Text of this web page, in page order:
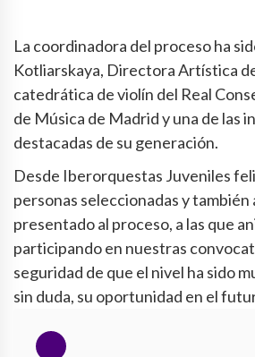
La coordinadora del proceso ha
Kotliarskaya, Directora Artística
catedrática de violín del Real
de Música de Madrid y una de las
destacadas de su generación.
Desde Iberorquestas Juveniles
personas seleccionadas y también
presentado al proceso, a las que
participando en nuestras
seguridad de que el nivel ha sido
sin duda, su oportunidad en el